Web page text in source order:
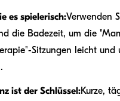
es spielerisch:Verwenden
die Badezeit, um die
Sitzungen leicht und
ist der Schlüssel:Kurze,